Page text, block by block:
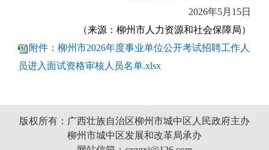
2026年5月 15日
（来源： 柳州市人力资源和社会保障局）
附件：柳州市2026年度事业单位公开考试招聘工作人
员进入面试资格审核人员名单.xlsx
版权所有：广西壮族自治区柳州市城中区人民政府主办
柳州市城中区发展和改革局承办